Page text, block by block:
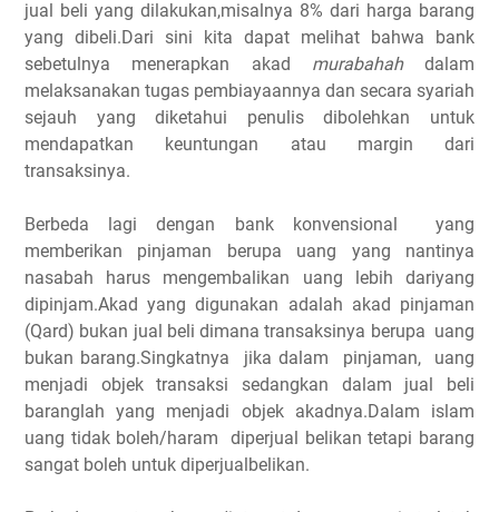
jual beli yang dilakukan,misalnya 8% dari harga barang
yang dibeli.Dari sini kita dapat melihat bahwa bank
sebetulnya menerapkan akad murabahahdalam
melaksanakan tugas pembiayaannya dan secara syariah
sejauh yang diketahui penulis dibolehkan untuk
mendapatkan keuntungan atau margin dari
transaksinya.
Berbeda lagi dengan bank konvensional yang
memberikan pinjaman berupa uang yang nantinya
nasabah harus mengembalikan uang lebih dariyang
dipinjam.Akad yang digunakan adalah akad pinjaman
(Qard) bukan jual beli dimana transaksinya berupa uang
bukan barang.Singkatnya jika dalam pinjaman, uang
menjadi objek transaksi sedangkan dalam jual beli
baranglah yang menjadi objek akadnya.Dalam islam
uang tidak boleh/haram diperjual belikan tetapi barang
sangat boleh untuk diperjualbelikan.